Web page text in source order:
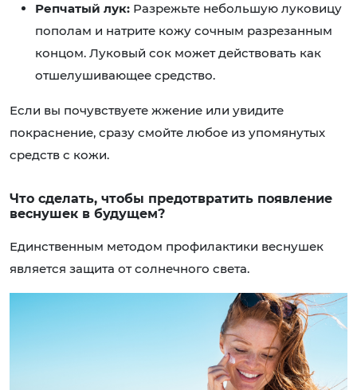
Репчатый лук: Разрежьте небольшую луковицу
пополам и натрите кожу сочным разрезанным
концом. Луковый сок может действовать как
отшелушивающее средство.
Если вы почувствуете жжение или увидите
покраснение, сразу смойте любое из упомянутых
средств с кожи.
Что сделать, чтобы предотвратить появление
веснушек в будущем?
Единственным методом профилактики веснушек
является защита от солнечного света.